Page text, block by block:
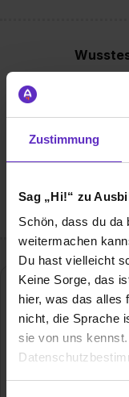
Zustimmung
Sag „Hi!“ zu
Schön, dass du da
weitermachen
Du hast vielleicht
Keine Sorge, das
hier, was das alles
nicht, die Sprache
sie von uns
... es erfüllend
körperlich
unterstützen und
Möchtest du Teil